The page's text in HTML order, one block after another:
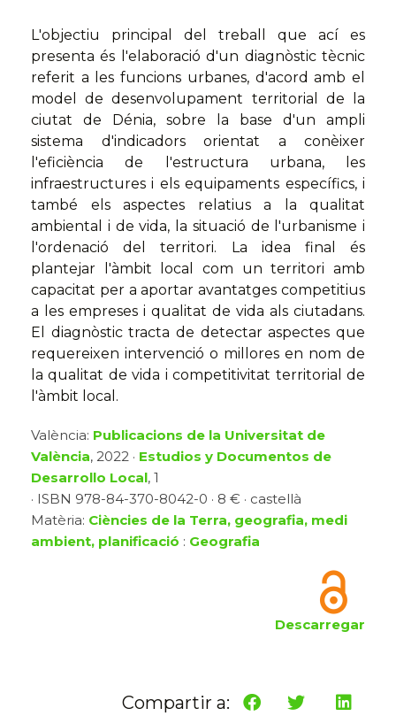
L'objectiu principal del treball que ací es
presenta és l'elaboració d'un diagnòstic tècnic
referit a les funcions urbanes, d'acord amb el
model de desenvolupament territorial de la
ciutat de Dénia, sobre la base d'un ampli
sistema d'indicadors orientat a conèixer
l'eficiència de l'estructura urbana, les
infraestructures i els equipaments específics, i
també els aspectes relatius a la qualitat
ambiental i de vida, la situació de l'urbanisme i
l'ordenació del territori. La idea final és
plantejar l'àmbit local com un territori amb
capacitat per a aportar avantatges competitius
a les empreses i qualitat de vida als ciutadans.
El diagnòstic tracta de detectar aspectes que
requereixen intervenció o millores en nom de
la qualitat de vida i competitivitat territorial de
l'àmbit local.
València: Publicacions de la Universitat de
València, 2022 · Estudios y Documentos de
Desarrollo Local, 1
· ISBN 978-84-370-8042-0 · 8 € · castellà
Matèria: Ciències de la Terra, geografia, medi
ambient, planificació : Geografia
Descarregar
Compartir a: